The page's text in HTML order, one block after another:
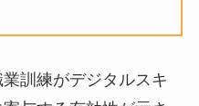
訓練がデジタルスキ